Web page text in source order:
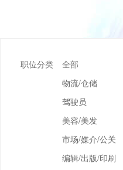
职位分类 全部
物流/仓储
驾驶员
美容/美发
市场/媒介/公关
编辑/出版/印刷